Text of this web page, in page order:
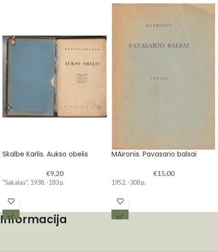
Skalbe Karlis. Aukso obelis
€9,20
"Sakalas", 1938. -183 p.
MAironis. Pavasario balsai
€15,00
1952. -308 p.
Informacija